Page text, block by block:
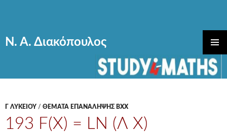
Ν. Α. Διακόπουλος
ΚΎΡΙΟ
ΜΕΝΟΎ
Γ ΛΥΚΕΊΟΥ / ΘΕΜΑΤΑ ΕΠΑΝΑΛΗΨΗΣ ΒΧΧ
193 F(X) = LN (Λ X)